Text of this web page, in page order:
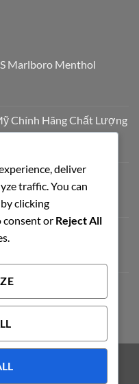
Marlboro Menthol
Chính Hãng Chất Lượng
Vị Truyền Thống
Hàn Quốc Chính Hãng
deliver
traffic. You can
clicking
consent or Reject All